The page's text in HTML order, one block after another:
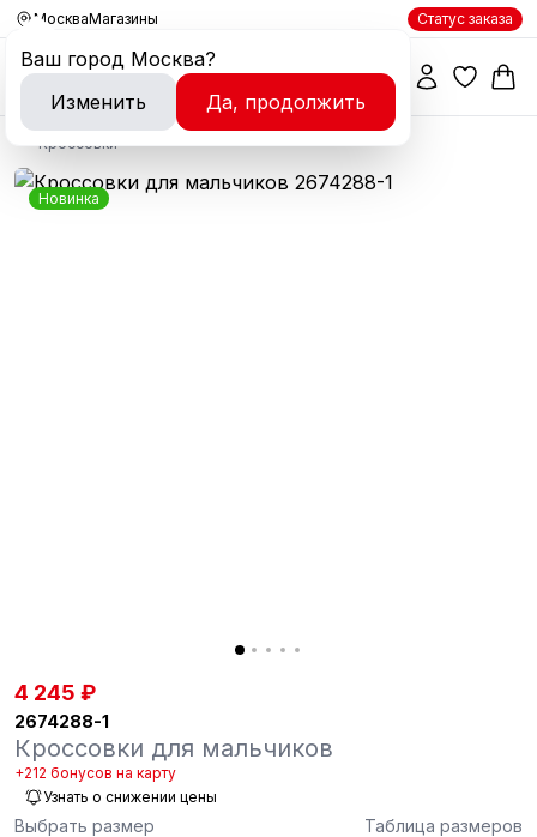
Москва
Ваш город Москва?
Изменить
Да, продолжить
Магазины Статус заказа
Кроссовки
Новинка
4 245 ₽
2674288-1
Кроссовки для мальчиков
+212 бонусов на карту
Узнать о снижении цены
Выбрать размер Таблица размеров